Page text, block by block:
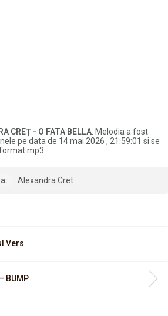
CREȚ - O FATA BELLA . Melodia a fost
pe data de 14 mai 2026 , 21:59:01 si se
mp3.
Alexandra Cret
Vers
BUMP